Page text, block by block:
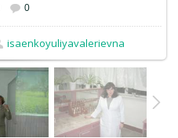
0
isaenkoyuliyavalerievna